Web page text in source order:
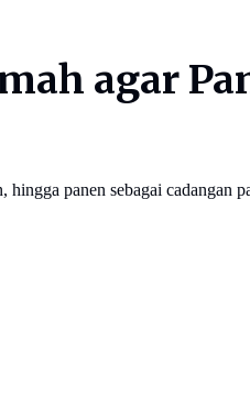
agar
panen sebagai cadangan